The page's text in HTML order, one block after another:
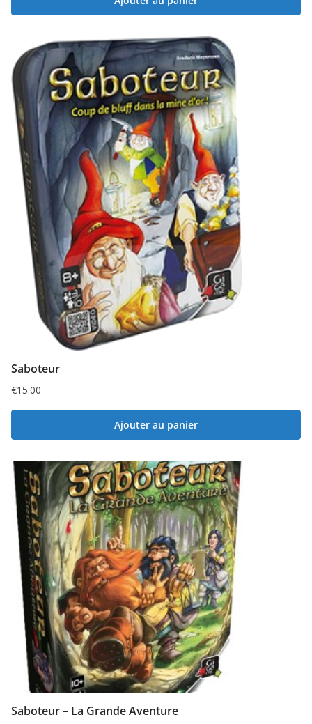
Saboteur
€15.00
Ajouter au panier
Saboteur – La Grande Aventure